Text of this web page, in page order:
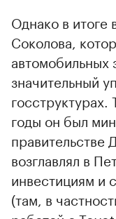
Однако в
Соколова,
автомобильных
значительный
годы он был
правительстве
возглавлял в
инвестициям и
(там, в